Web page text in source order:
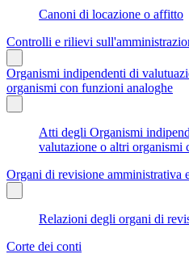
Canoni di locazione o affitto
Controlli e rilievi
Organismi indipendenti di
organismi con funzioni analoghe
Atti degli Organismi
valutazione o altri organismi
Organi di revisione amministrativa
Relazioni degli organi di
Corte dei conti